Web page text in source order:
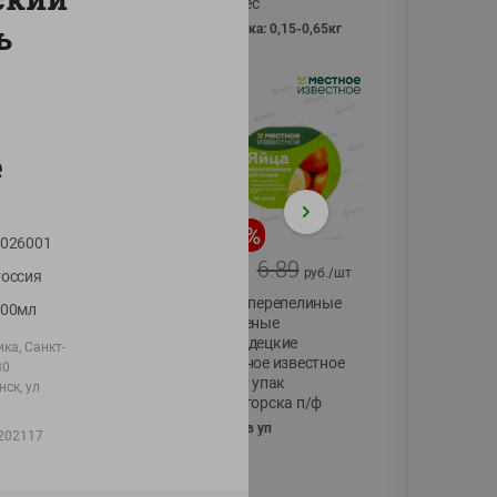
фасовка: 0,15-0,65кг
-17
11.59
Масло Топленое
Известное 99%
%
6.89 руб./шт
Яйца перепелиные
копченые
Молодецкие
Местное известное
20 шт упак
Солигорска п/ф
20шт в уп
Санкт-
ул